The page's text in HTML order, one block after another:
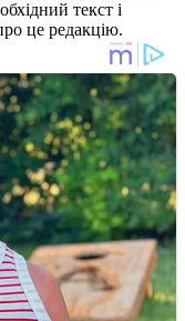
текст і
це редакцію.